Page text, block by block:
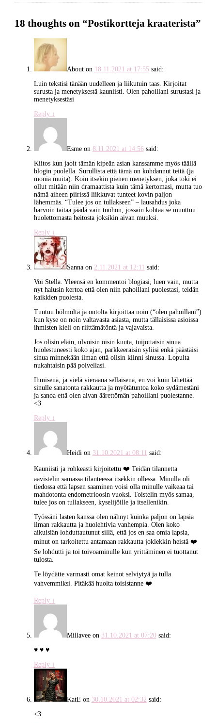
18 thoughts on “Postikortteja kraaterista”
Abouton 18.11.2021 at 17:55 said:
Luin tekstisi tänään uudelleen ja liikutuin taas. Kirjoitat
surusta ja menetyksestä kauniisti. Olen pahoillani surustasi ja
menetyksestäsi
Reply ↓
Esmeon 8.11.2021 at 14:56 said:
Kiitos kun jaoit tämän kipeän asian kanssamme myös täällä
blogin puolella. Surullista että tämä on kohdannut teitä (ja
monia muita). Koin itsekin pienen menetyksen, joka toki ei
ollut mitään niin dramaattista kuin tämä kertomasi, mutta tuo
nämä aiheen piirissä liikkuvat tunteet kovin paljon
lähemmäs. “Tulee jos on tullakseen” – lausahdus joka
harvoin taitaa jäädä vain tuohon, jossain kohtaa se muuttuu
huolettomasta heitosta joksikin aivan muuksi.
Reply ↓
Sannaon 2.11.2021 at 12:11 said:
Voi Stella. Yleensä en kommentoi blogiasi, luen vain, mutta
nyt halusin kertoa että olen niin pahoillani puolestasi, teidän
kaikkien puolesta.
Tuntuu hölmöltä ja ontolta kirjoittaa noin (“olen pahoillani”)
kun kyse on noin valtavasta asiasta, mutta tällaisissa asioissa
ihmisten kieli on riittämätöntä ja vajavaista.
Jos olisin eläin, ulvoisin öisin kuuta, tuijottaisin sinua
huolestuneesti koko ajan, parkkeeraisin syliisi enkä päästäisi
sinua minnekään ilman että olisin kiinni sinussa. Lopulta
nukahtaisin pää polvellasi.
Ihmisenä, ja vielä vieraana sellaisena, en voi kuin lähettää
sinulle sanatonta rakkautta ja myötätuntoa koko sydämestäni
ja sanoa että olen aivan äärettömän pahoillani puolestanne.
<3
Reply ↓
Heidi on 31.10.2021 at 08:11 said:
Kauniisti ja rohkeasti kirjoitettu ❤️ Teidän tilannetta
aavistelin samassa tilanteessa itsekkin ollessa. Minulla oli
tiedossa että lapsen saaminen voisi olla minulle vaikeaa tai
mahdotonta endometrioosin vuoksi. Toistelin myös samaa,
tulee jos on tullakseen, kyselijöille ja itsellenikin.
Työssäni lasten kanssa olen nähnyt kuinka paljon on lapsia
ilman rakkautta ja huolehtivia vanhempia. Olen koko
aikuisiän lohduttautunut sillä, että jos en saa omia lapsia,
minut on tarkoitettu antamaan rakkautta joklekkin heistä ❤️
Se lohdutti ja toi toivoaminulle kun yrittäminen ei tuottanut
tulosta.
Te löydätte varmasti omat keinot selviytyä ja tulla
vahvemmiksi. Pitäkää huolta toisistanne ❤️
Reply ↓
Millaveeon 31.10.2021 at 07:20 said:
♥ ♥ ♥
Reply ↓
KatE on 30.10.2021 at 02:32 said:
<3